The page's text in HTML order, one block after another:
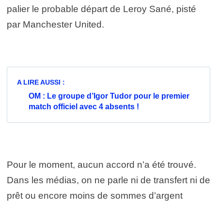
palier le probable départ de Leroy Sané, pisté
par Manchester United.
A LIRE AUSSI :
OM : Le groupe d’Igor Tudor pour le premier
match officiel avec 4 absents !
Pour le moment, aucun accord n’a été trouvé.
Dans les médias, on ne parle ni de transfert ni de
prêt ou encore moins de sommes d’argent